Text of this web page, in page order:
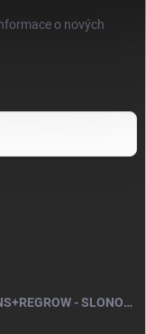
o nových
KLÍČÍCÍ MISKA VELKÁ FARMA MICROGREENS+REGROW - SLONOVÁ KOST